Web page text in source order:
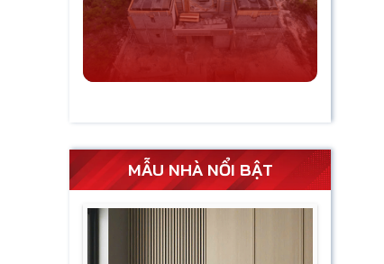
MẪU NHÀ NỔI BẬT